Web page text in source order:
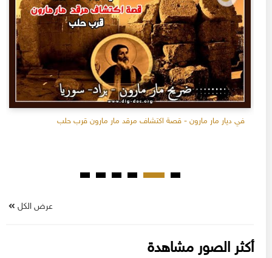
في ديار مار مارون - قصة اكتشاف مرقد مار مارون قرب حلب
عرض الكل
أكثر الصور مشاهدة